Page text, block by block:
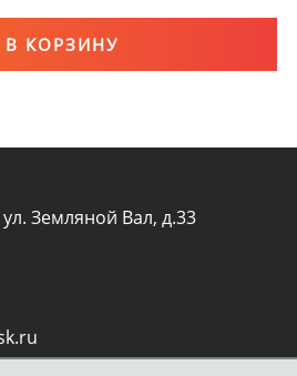
В КОРЗИНУ
Земляной Вал, д.33